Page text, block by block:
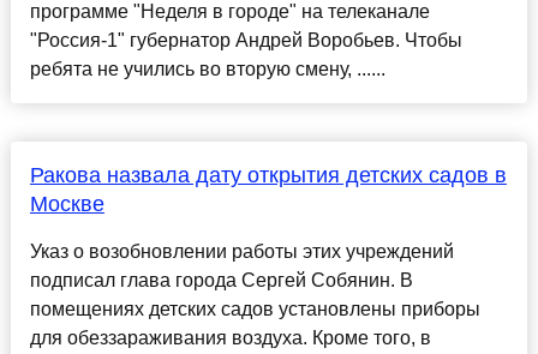
программе "Неделя в городе" на телеканале
"Россия-1" губернатор Андрей Воробьев. Чтобы
ребята не учились во вторую смену, ......
Ракова назвала дату открытия детских садов в
Москве
Указ о возобновлении работы этих учреждений
подписал глава города Сергей Собянин. В
помещениях детских садов установлены приборы
для обеззараживания воздуха. Кроме того, в